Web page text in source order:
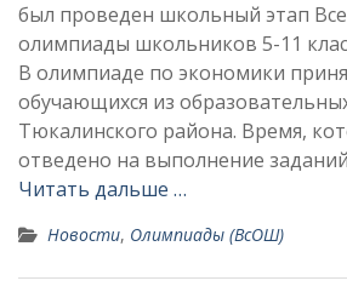
был проведен школьный этап
олимпиады школьников 5-11
В олимпиаде по экономики
обучающихся из
Тюкалинского района. Время,
отведено на выполнение
Читать дальше …
Новости, Олимпиады (ВсОШ)